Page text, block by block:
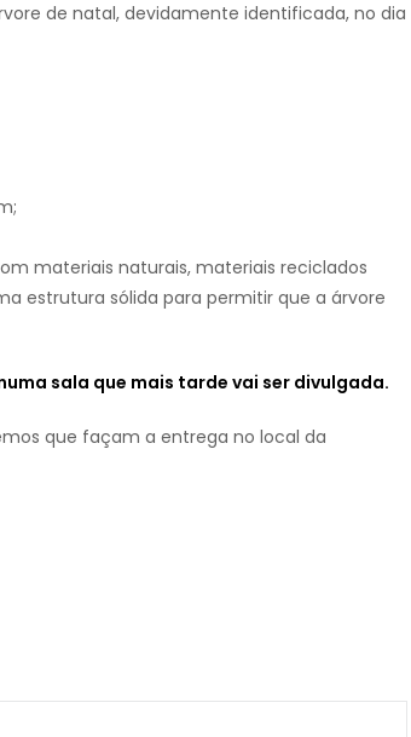
de natal, devidamente identificada, no dia
materiais naturais, materiais reciclados
estrutura sólida para permitir que a árvore
sala que mais tarde vai ser divulgada.
que façam a entrega no local da